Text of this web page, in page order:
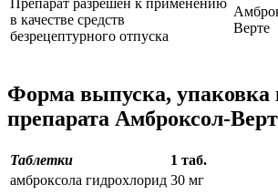
в качестве средств
безрецептурного отпуска
Верте
Форма выпуска, упаковка
препарата Амброксол-
Таблетки
1 таб.
амброксола гидрохлорид 30 мг